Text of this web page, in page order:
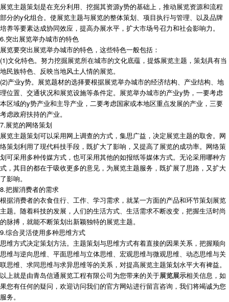
展览主题策划是在充分利用、挖掘其资源y势的基础上，推动展览资源和流程
部分的y化组合。使展览主题与展览的整体策划、项目执行与管理、以及品牌
培养等要素达成协同效应，提高办展水平，扩大市场号召力和社会影响力。
6.突出展览举办城市的特色
展览要突出展览举办城市的特色，这些特色一般包括：
(1)文化特色。努力挖掘展览所在城市的文化底蕴，提炼展览主题，策划具有当
地民族特色、反映当地风土人情的展览。
(2)产业y势。展览题材的选择要根据展览举办城市的经济结构、产业结构、地
理位置、交通状况和展览设施等条件定。展览举办城市的产业y势，一要考虑
本区域的y势产业和主导产业，二要考虑国家或本地区重点发展的产业，三要
考虑政府扶持的产业。
7.展览的网络策划
展览主题策划可以采用网上调查的方式，集思广益，决定展览主题的取舍。网
络策划利用了现代科技手段，既扩大了影响，又提高了展览的成功率。网络策
划可采用多种传媒方式，也可采用其他的如报纸等媒体方式。无论采用哪种方
式，其目的都在于吸收更多的意见，为展览主题服务，既扩展了思路，又扩大
了影响。
8.把握消费者的需求
根据消费者的衣食住行、工作、学习需求，就某一方面的产品和环节策划展览
主题。随着科技的发展，人们的生活方式、生活需求不断改变，把握生活时尚
的脉搏，就能不断策划出新颖独特的展览主题。
9.综合灵活使用多种思维方式
思维方式决定策划方法。主题策划与思维方式有着直接的因果关系，把握顺向
思维与逆向思维、平面思维与立体思维、宏观思维与微观思维、动态思维与关
联思维、求同思维与求异思维等的关系，对提高展览主题策划水平大有裨益。
以上就是由青岛信通展览工程有限公司为您带来的关于展览展示相关信息，如
果您有任何的疑问，欢迎访问我们的官方网站进行留言咨询，我们将竭诚为您
服务。